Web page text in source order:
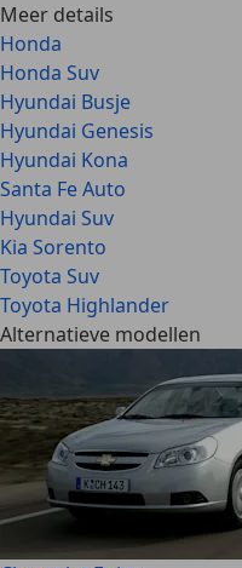
Meer details
Honda
Honda Suv
Hyundai Busje
Hyundai Genesis
Hyundai Kona
Santa Fe Auto
Hyundai Suv
Kia Sorento
Toyota Suv
Toyota Highlander
Alternatieve modellen